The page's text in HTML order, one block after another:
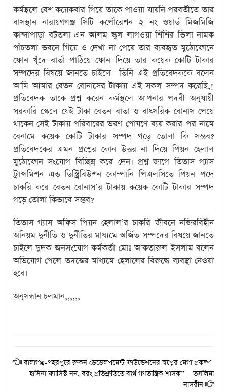
কর্মস্থলে বেশ কয়েকবার গিয়ে তাকে পাওয়া যায়নি পরবর্তীতে তার
বাসস্থান নারায়ণগঞ্জ সিটি কর্পোরেশন ২ নং ওয়ার্ড মিজমিজি
কান্দাপাড়া বটতলা এন আলম স্কুল লাগওয়া শিশির ভিলা নামক
পাঁচতলা ভবনে গিয়ে ও দেখা না পেয়ে তার ব্যবহৃত মুঠোফোনে
ফোন খুঁদে বার্তা পাঠিয়ে ফোন দিয়ে তার কয়েক কোটি টাকার
সম্পদের বিষয়ে জানতে চাইলে তিনি এই প্রতিবেদককে বলেন
আমি আমার বেতন বোনাসের টাকায় এই সকল সম্পদ করেছি,!
প্রতিবেদক তাকে প্রশ্ন করেন কর্মস্থলে আপনার পদবী অনুযায়ী
সরকারি স্কেলে যেই টাকা বেতন বাতা ও বাৎসরিক বোনাস পেয়ে
থাকেন সেই টাকায় পরিবারের ভরণ পোষণে ব্যয় করার পর নামে
বেনামে কয়েক কোটি টাকার সম্পদ গড়ে তোলা কি সম্ভব?
প্রতিবেদকের এমন প্রশ্নের কোন উত্তর না দিয়ে পিয়ন হেলাল
মুঠোফোন সংযোগ বিচ্ছিন্ন করে দেন। প্রশ্ন জাগে তিতাস গ্যাস
ট্রান্সমিশন এন্ড ডিস্ট্রিবিউশন কোম্পানি পিএলসিতে পিয়ন পদে
চাকরি করে বেতন বোনাস’র টাকায় কয়েক কোটি টাকার সম্পদ
গড়ে তোলা কিভাবে সম্ভব?
তিতাস গ্যাস অফিস পিয়ন হেলাল’র চাকরি জীবনে নজিরবিহীন
অনিয়ম দুর্নীতি ও দুর্নীতির মাধ্যমে অর্জিত সম্পদের বিষয়ে জানতে
চাইলে দুদক জনসংযোগ কর্মকর্তা মোঃ আকতারুল ইসলাম বলেন
অভিযোগ পেলে তদন্তের মাধ্যমে হেলালের বিরুদ্ধে ব্যবস্থা নেওয়া
হবে।
অনুসন্ধান চলমান,,,,,,
বালাগঞ্জ-গহরপুরে রুকন ডেভেলপমেন্ট ফাউন্ডেশনের স্বপ্নের মেগা প্রকল্প
হাসিনা ফ্যাসিস্ট নন, বরং প্রতিশ্রুতিতে ব্যর্থ গণতান্ত্রিক শাসক” — তসলিমা
নাসরীন